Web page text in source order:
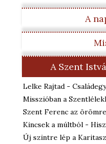
A
A Szent
Lelke Rajtad -
Misszióban a
Szent Ferenc az
Kincsek a múltból -
Új szintre lép a